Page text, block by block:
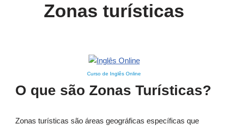
Zonas turísticas
Curso de Inglês Online
O que são Zonas Turísticas?
Zonas turísticas são áreas geográficas específicas que